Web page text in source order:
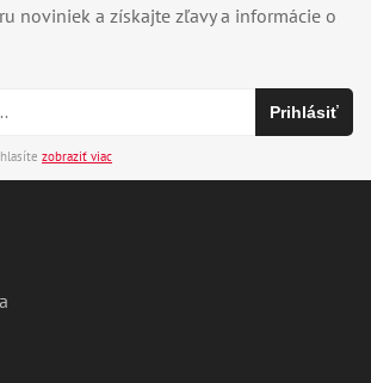
noviniek a získajte zľavy a informácie o
zobraziť viac